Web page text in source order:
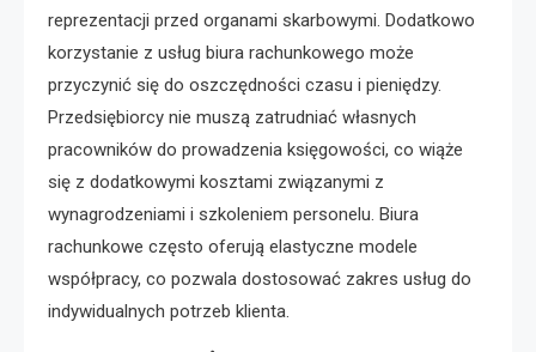
reprezentacji przed organami skarbowymi. Dodatkowo
korzystanie z usług biura rachunkowego może
przyczynić się do oszczędności czasu i pieniędzy.
Przedsiębiorcy nie muszą zatrudniać własnych
pracowników do prowadzenia księgowości, co wiąże
się z dodatkowymi kosztami związanymi z
wynagrodzeniami i szkoleniem personelu. Biura
rachunkowe często oferują elastyczne modele
współpracy, co pozwala dostosować zakres usług do
indywidualnych potrzeb klienta.